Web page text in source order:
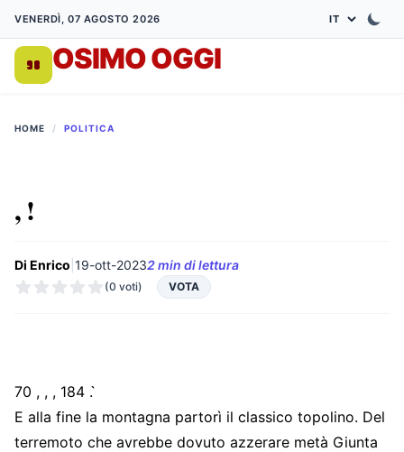
VENERDÌ, 07 AGOSTO 2026
OSIMO OGGI
HOME / POLITICA
, !
Di Enrico 19-ott-20232 min di lettura
(0 voti) VOTA
70 , , , 184 . ̀
E alla fine la montagna partorì il classico topolino. Del
terremoto che avrebbe dovuto azzerare metà Giunta